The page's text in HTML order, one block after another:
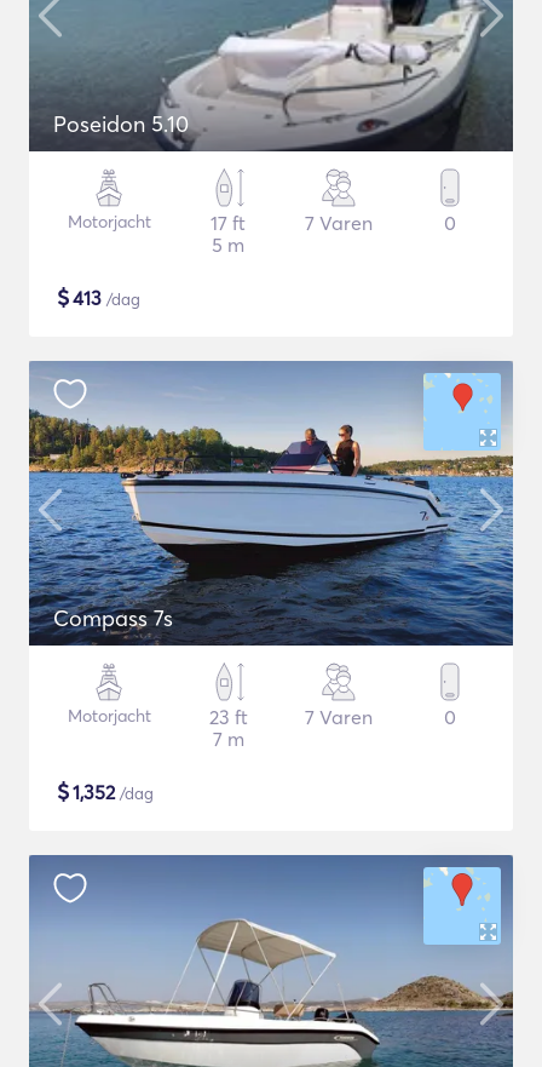
Poseidon 5.10
Motorjacht
17 ft
5 m
7 Varen 0
$413 /dag
Compass 7s
Motorjacht
23 ft
7 m
7 Varen 0
$1,352/dag